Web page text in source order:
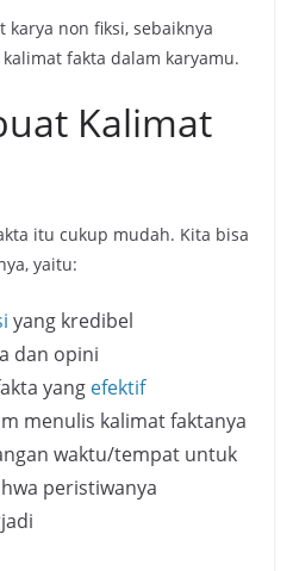
karya non fiksi, sebaiknya
fakta dalam karyamu.
Kalimat
itu cukup mudah. Kita bisa
yaitu:
yang kredibel
dan opini
yang efektif
menulis kalimat faktanya
waktu/tempat untuk
peristiwanya